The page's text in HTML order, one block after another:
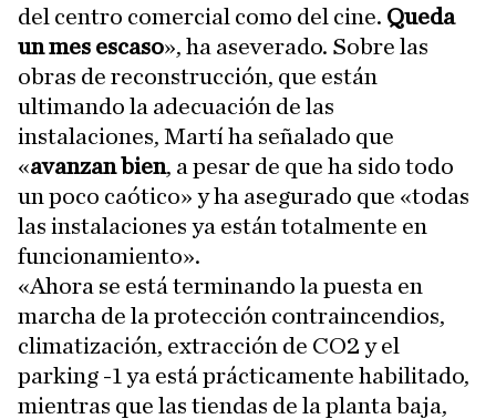
del centro comercial como del cine. Queda
un mes escaso», ha aseverado. Sobre las
obras de reconstrucción, que están
ultimando la adecuación de las
instalaciones, Martí ha señalado que
«avanzan bien, a pesar de que ha sido todo
un poco caótico» y ha asegurado que «todas
las instalaciones ya están totalmente en
funcionamiento».
«Ahora se está terminando la puesta en
marcha de la protección contraincendios,
climatización, extracción de CO2 y el
parking -1 ya está prácticamente habilitado,
mientras que las tiendas de la planta baja,